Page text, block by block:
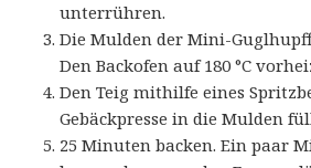
unterrühren.
Die Mulden der Mini-
Den Backofen auf 180 °C
Den Teig mithilfe eines
Gebäckpresse in die Mulden
25 Minuten backen. Ein paar